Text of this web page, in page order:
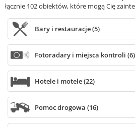
łącznie 102 obiektów, które mogą Cię
Bary i restauracje (5)
Fotoradary i miejsca kontroli (6)
Hotele i motele (22)
Pomoc drogowa (16)